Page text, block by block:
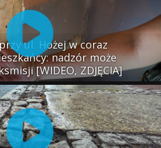
ul. Hożej w coraz
nadzór może
[WIDEO, ZDJĘCIA]